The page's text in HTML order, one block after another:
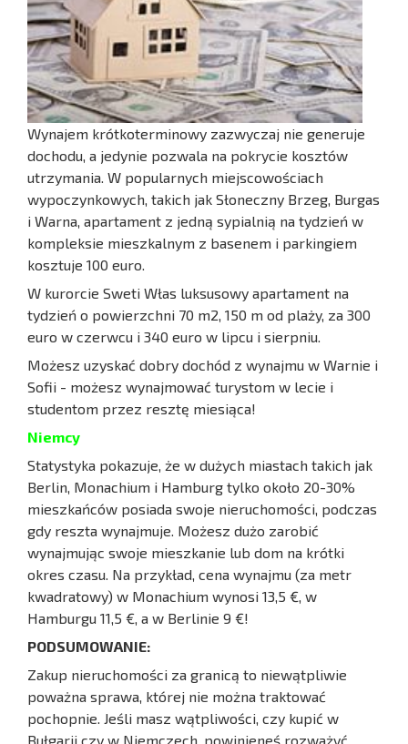
Wynajem krótkoterminowy zazwyczaj nie generuje
dochodu, a jedynie pozwala na pokrycie kosztów
utrzymania. W popularnych miejscowościach
wypoczynkowych, takich jak Słoneczny Brzeg, Burgas
i Warna, apartament z jedną sypialnią na tydzień w
kompleksie mieszkalnym z basenem i parkingiem
kosztuje 100 euro.
W kurorcie Sweti Włas luksusowy apartament na
tydzień o powierzchni 70 m2, 150 m od plaży, za 300
euro w czerwcu i 340 euro w lipcu i sierpniu.
Możesz uzyskać dobry dochód z wynajmu w Warnie i
Sofii - możesz wynajmować turystom w lecie i
studentom przez resztę miesiąca!
Niemcy
Statystyka pokazuje, że w dużych miastach takich jak
Berlin, Monachium i Hamburg tylko około 20-30%
mieszkańców posiada swoje nieruchomości, podczas
gdy reszta wynajmuje. Możesz dużo zarobić
wynajmując swoje mieszkanie lub dom na krótki
okres czasu. Na przykład, cena wynajmu (za metr
kwadratowy) w Monachium wynosi 13,5 €, w
Hamburgu 11,5 €, a w Berlinie 9 €!
PODSUMOWANIE:
Zakup nieruchomości za granicą to niewątpliwie
poważna sprawa, której nie można traktować
pochopnie. Jeśli masz wątpliwości, czy kupić w
Bułgarii czy w Niemczech, powinieneś rozważyć